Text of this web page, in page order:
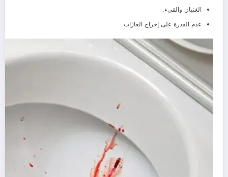
الغثيان والقيء.
عدم القدرة على إخراج الغازات